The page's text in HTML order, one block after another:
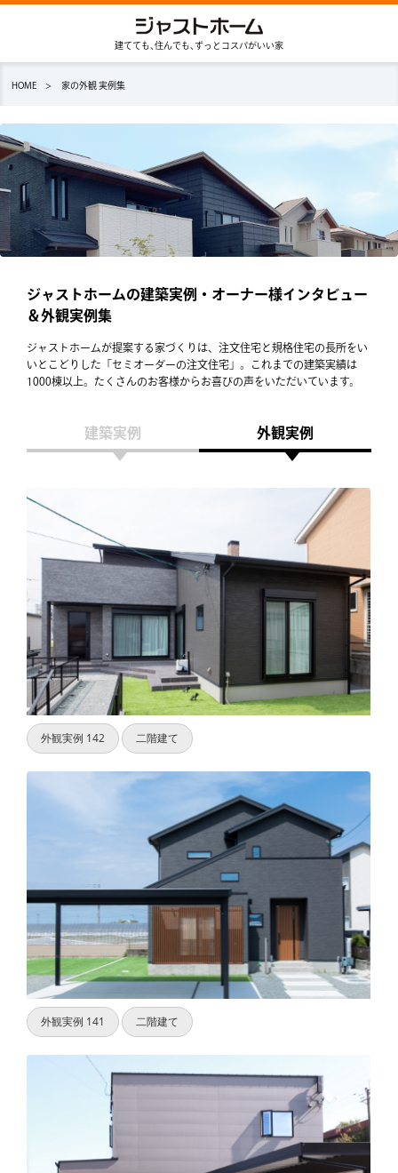
建てても､住んでも､ずっとコスパがいい家
新築プラン
ラインナップ
建築実例
住宅展示場
プライバシーポリシー
HOME 家の外観 実例集
ジャストホームの建築実例・オーナー様インタビュー
＆外観実例集
ジャストホームが提案する家づくりは、注文住宅と規格住宅の長所をい
いとこどりした「セミオーダーの注文住宅」。これまでの建築実績は
1000棟以上。たくさんのお客様からお喜びの声をいただいています。
建築実例 外観実例
外観実例 142 二階建て
外観実例 141 二階建て